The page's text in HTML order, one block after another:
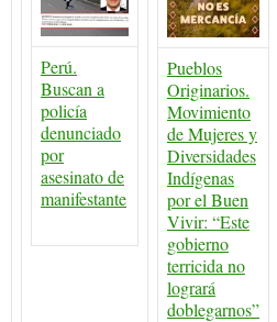
Perú.
Buscan a
policía
denunciado
por
asesinato de
manifestante
Pueblos
Originarios.
Movimiento
de Mujeres y
Diversidades
Indígenas
por el Buen
Vivir: “Este
gobierno
terricida no
logrará
doblegarnos”